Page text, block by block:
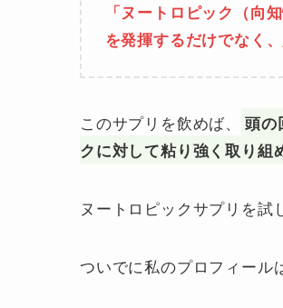
「ヌートロピック（向
を発揮するだけでなく
このサプリを飲めば、
頭の
クに対して粘り強く取り組
ヌートロピックサプリを試
ついでに私のプロフィール